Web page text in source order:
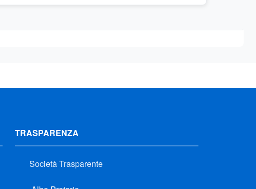
TRASPARENZA
Società Trasparente